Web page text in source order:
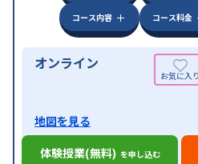
コース内容
コース料金
オンライン
地図を見る
体験授業(無料) を申し込む